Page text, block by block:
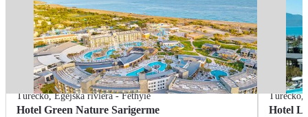
Turecko,Egejská riviéra - Fethyie
Hotel Green Nature Sarigerme
Turecko,
Hotel